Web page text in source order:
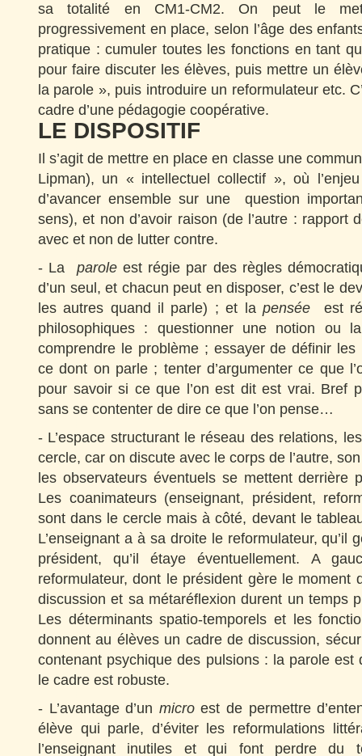
sa totalité en CM1-CM2. On peut le
progressivement en place, selon l’âge des
pratique : cumuler toutes les fonctions en tant
pour faire discuter les élèves, puis mettre un
la parole », puis introduire un reformulateur etc.
cadre d’une pédagogie coopérative.
LE DISPOSITIF
Il s’agit de mettre en place en classe une
Lipman), un « intellectuel collectif », où
d’avancer ensemble sur une question
sens), et non d’avoir raison (de l’autre : rapport
avec et non de lutter contre.
- La
paroleest régie par des règles
d’un seul, et chacun peut en disposer, c’est le
les autres quand il parle) ; et la penséeest
philosophiques : questionner une notion ou
comprendre le problème ; essayer de définir les
ce dont on parle ; tenter d’argumenter ce que
pour savoir si ce que l’on est dit est vrai. Bref
sans se contenter de dire ce que l’on pense…
- L’espace structurant le réseau des relations,
cercle, car on discute avec le corps de l’autre,
les observateurs éventuels se mettent derrière
Les coanimateurs (enseignant, président,
sont dans le cercle mais à côté, devant le
L’enseignant a à sa droite le reformulateur, qu’il
président, qu’il étaye éventuellement. A
reformulateur, dont le président gère le moment
discussion et sa métaréflexion durent un temps
Les déterminants spatio-temporels et les
donnent au élèves un cadre de discussion,
contenant psychique des pulsions : la parole est
le cadre est robuste.
- L’avantage d’un microest de permettre
élève qui parle, d’éviter les reformulations
l’enseignant inutiles et qui font perdre du